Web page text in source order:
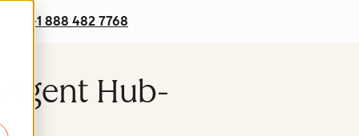
+1 888 482 7768
Hub-